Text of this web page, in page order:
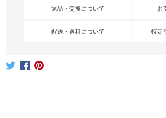
返品・交換について お
配送・送料について 特定